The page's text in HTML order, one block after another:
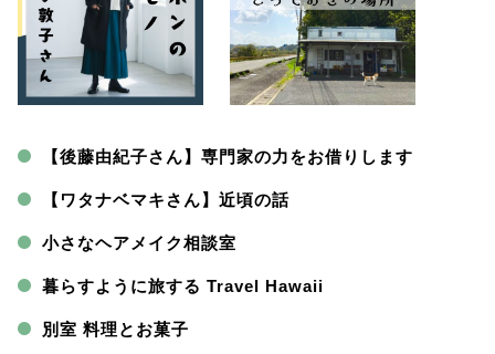
【後藤由紀子さん】専門家の力をお借りします
【ワタナベマキさん】近頃の話
小さなヘアメイク相談室
暮らすように旅する Travel Hawaii
別室 料理とお菓子